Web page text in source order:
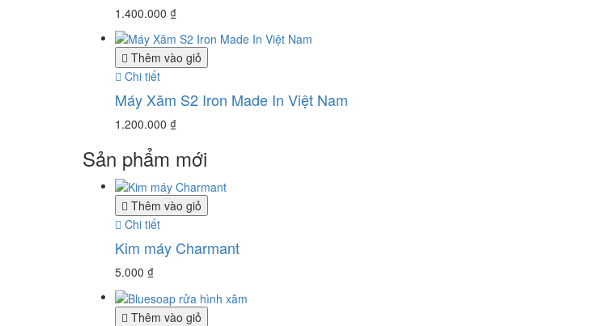
1.400.000 ₫
Thêm vào giỏ
Chi tiết
Máy Xăm S2 Iron Made In Việt Nam
1.200.000 ₫
Sản phẩm mới
Thêm vào giỏ
Chi tiết
Kim máy Charmant
5.000 ₫
Thêm vào giỏ